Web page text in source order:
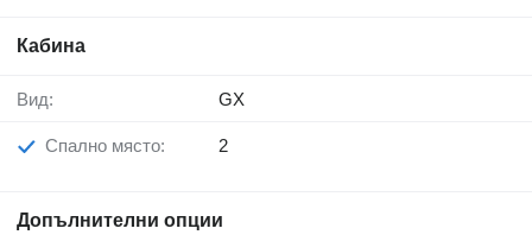
Кабина
Вид: GX
Спално място: 2
Допълнителни опции